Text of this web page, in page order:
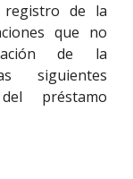
de la
que no
de la
siguientes
préstamo